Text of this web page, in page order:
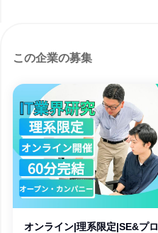
この企業の募集
オンライン|理系限定|SE&プロ